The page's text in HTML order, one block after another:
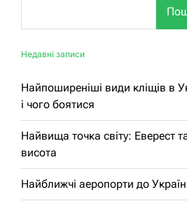
Недавні записи
Найпоширеніші види кліщів в
і чого боятися
Найвища точка світу: Еверест
висота
Найближчі аеропорти до